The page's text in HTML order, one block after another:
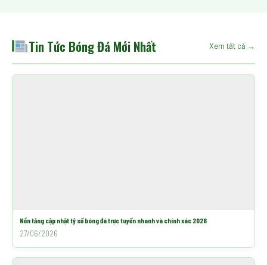
Tin Tức Bóng Đá Mới Nhất Xem tất cả →
Nền tảng cập nhật tỷ số bóng đá trực tuyến nhanh và chính xác 2026
27/06/2026